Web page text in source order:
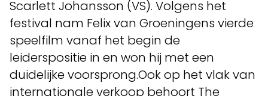
Scarlett Johansson (VS). Volgens het
festival nam Felix van Groeningens vierde
speelfilm vanaf het begin de
leiderspositie in en won hij met een
duidelijke voorsprong.Ook op het vlak van
internationale verkoop behoort The